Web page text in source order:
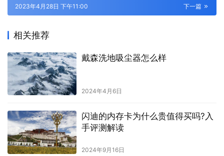
下一篇
2023年4月28日 下午11:00
相关推荐
戴森洗地吸尘器怎么样
2024年4月6日
闪迪的内存卡为什么贵值得买吗?入
手评测解读
2024年9月16日